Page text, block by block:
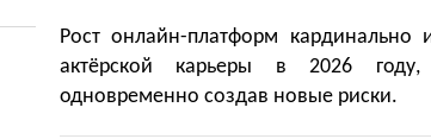
Рост онлайн-платформ кардинально
актёрской карьеры в 2026
одновременно создав новые риски.